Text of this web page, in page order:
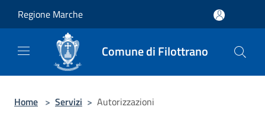
Regione Marche
Comune di Filottrano
Home > Servizi > Autorizzazioni